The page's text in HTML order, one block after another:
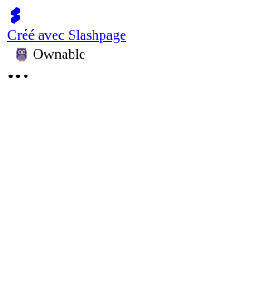
Créé avec Slashpage
Ownable